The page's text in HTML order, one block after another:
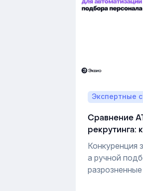
Экспертные
Сравнение
рекрутинга:
выбрать для
подбора
Конкуренция
а ручной